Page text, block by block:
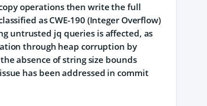
operations then write the full
as CWE-190 (Integer Overflow)
untrusted jq queries is affected, as
through heap corruption by
absence of string size bounds
has been addressed in commit